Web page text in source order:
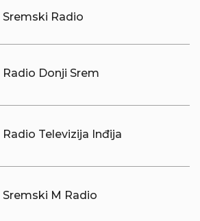
Sremski Radio
Radio Donji Srem
Radio Televizija Inđija
Sremski M Radio